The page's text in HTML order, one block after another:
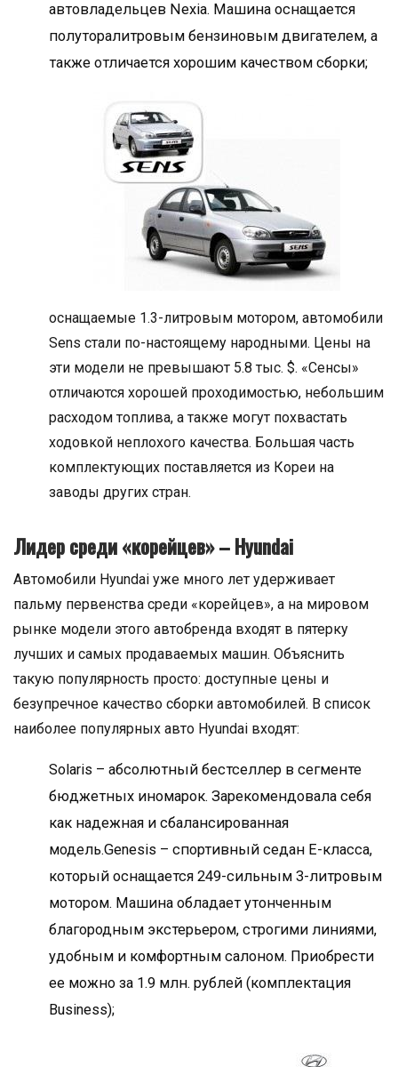
автовладельцев Nexia. Машина оснащается
полуторалитровым бензиновым двигателем, а
также отличается хорошим качеством сборки;
оснащаемые 1.3-литровым мотором, автомобили
Sens стали по-настоящему народными. Цены на
эти модели не превышают 5.8 тыс. $. «Сенсы»
отличаются хорошей проходимостью, небольшим
расходом топлива, а также могут похвастать
ходовкой неплохого качества. Большая часть
комплектующих поставляется из Кореи на
заводы других стран.
Лидер среди «корейцев» – Hyundai
Автомобили Hyundai уже много лет удерживает
пальму первенства среди «корейцев», а на мировом
рынке модели этого автобренда входят в пятерку
лучших и самых продаваемых машин. Объяснить
такую популярность просто: доступные цены и
безупречное качество сборки автомобилей. В список
наиболее популярных авто Hyundai входят:
Solaris – абсолютный бестселлер в сегменте
бюджетных иномарок. Зарекомендовала себя
как надежная и сбалансированная
модель.Genesis – спортивный седан Е-класса,
который оснащается 249-сильным 3-литровым
мотором. Машина обладает утонченным
благородным экстерьером, строгими линиями,
удобным и комфортным салоном. Приобрести
ее можно за 1.9 млн. рублей (комплектация
Business);